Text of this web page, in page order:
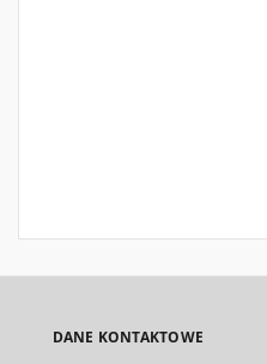
DANE KONTAKTOWE